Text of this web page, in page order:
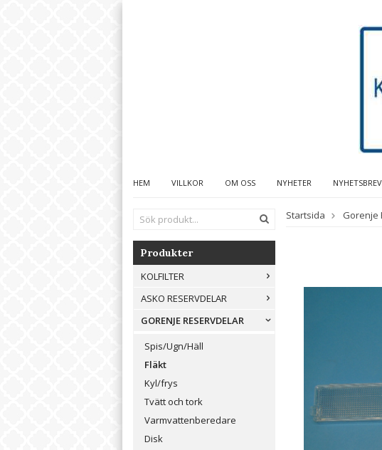
HEM VILLKOR OM OSS NYHETER NYHETSBREV
Produkter
KOLFILTER
ASKO RESERVDELAR
GORENJE RESERVDELAR
Spis/Ugn/Häll
Fläkt
Kyl/frys
Tvätt och tork
Varmvattenberedare
Disk
Startsida Gorenje